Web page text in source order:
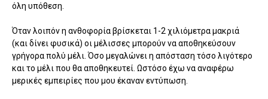
όλη υπόθεση.
Όταν λοιπόν η ανθοφορία βρίσκεται 1-2 χιλιόμετρα μακριά
(και δίνει φυσικά) οι μέλισσες μπορούν να αποθηκεύσουν
γρήγορα πολύ μέλι. Όσο μεγαλώνει η απόσταση τόσο λιγότερο
και το μέλι που θα αποθηκευτεί. Ωστόσο έχω να αναφέρω
μερικές εμπειρίες που μου έκαναν εντύπωση.